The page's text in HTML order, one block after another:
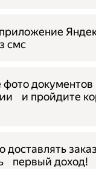
смс
фото документов
и пройдите
доставлять
первый доход!